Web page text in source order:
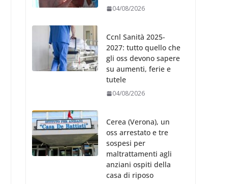
04/08/2026
Ccnl Sanità 2025-
2027: tutto quello che
gli oss devono sapere
su aumenti, ferie e
tutele
04/08/2026
Cerea (Verona), un
oss arrestato e tre
sospesi per
maltrattamenti agli
anziani ospiti della
casa di riposo